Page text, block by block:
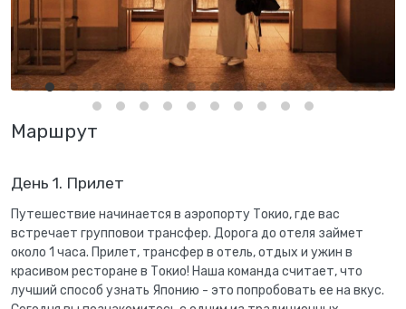
Маршрут
День 1. Прилет
Путешествие начинается в аэропорту Токио, где вас
встречает групповои трансфер. Дорога до отеля займет
около 1 часа. Прилет, трансфер в отель, отдых и ужин в
красивом ресторане в Токио! Наша команда считает, что
лучший способ узнать Японию - это попробовать ее на вкус.